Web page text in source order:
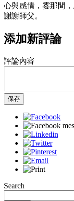
心與感情，霎那間
謝謝師父。
添加新評論
評論內容
保存
Search